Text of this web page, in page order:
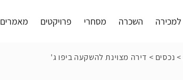
למכירה השכרה מסחרי פרויקטים מאמרים
> נכסים > דירה מצוינת להשקעה ביפו ג'